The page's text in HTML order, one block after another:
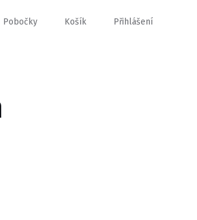
Pobočky Košík Přihlášení